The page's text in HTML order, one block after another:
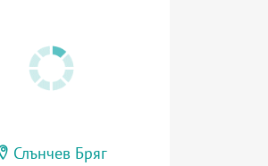
Слънчев Бряг